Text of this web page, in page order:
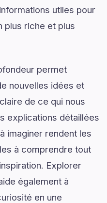
utiles pour
plus riche et plus
permet
nouvelles idées et
de ce qui nous
explications détaillées
imaginer rendent les
à comprendre tout
Explorer
également à
en une